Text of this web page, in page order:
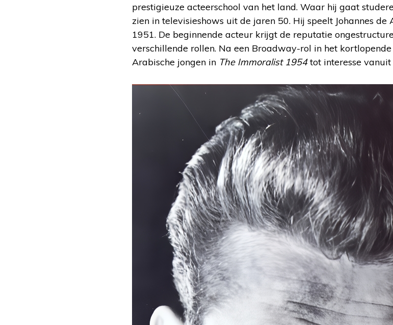
prestigieuze acteerschool van het land. Waar hij gaat
zien in televisieshows uit de jaren 50. Hij speelt Johannes de
1951. De beginnende acteur krijgt de reputatie
verschillende rollen. Na een Broadway-rol in het
Arabische jongen in The Immoralist 1954tot interesse